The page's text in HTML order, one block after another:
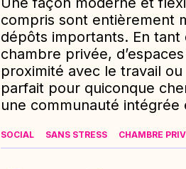
compris sont entièrement
dépôts importants. En tant
chambre privée,
proximité avec le travail ou
parfait pour quiconque
une communauté
SOCIAL SANS STRESS CHAMBRE